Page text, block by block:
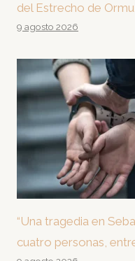
del Estrecho de
9 agosto 2026
“Una tragedia en
cuatro personas,